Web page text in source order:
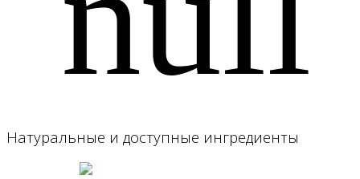
Натуральные и доступные ингредиенты